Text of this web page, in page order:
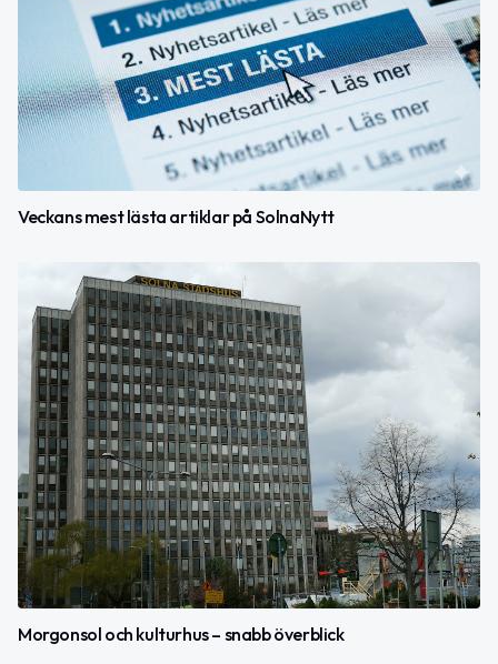
Veckans mest lästa artiklar på SolnaNytt
Morgonsol och kulturhus – snabb överblick